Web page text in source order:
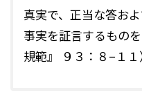
真実で、正当な答お
事実を証言するもの
規範』 ９３：８−１１